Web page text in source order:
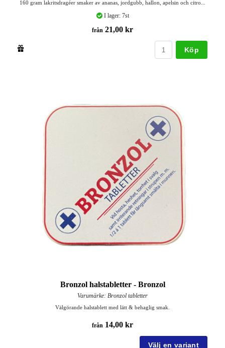
160 gram lakritsdragéer smaker av ananas, jordgubb, hallon, apelsin och citro...
I lager: 7st
från 21,00 kr
Köp
Bronzol halstabletter - Bronzol
Varumärke: Bronzol tabletter
Välgörande halstablett med lätt & behaglig smak.
från 14,00 kr